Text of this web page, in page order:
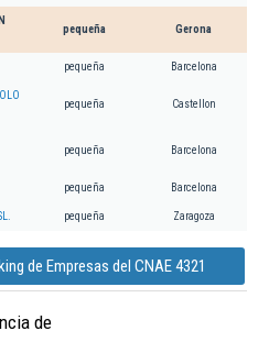
pequeña Gerona
pequeña Barcelona
pequeña Castellon
pequeña Barcelona
pequeña Barcelona
pequeña Zaragoza
de Empresas del CNAE 4321
de